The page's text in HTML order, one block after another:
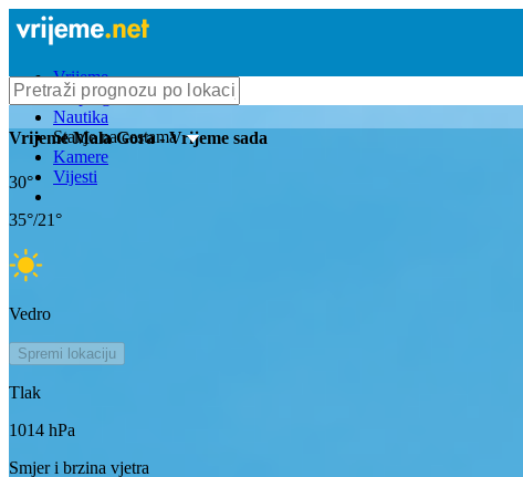
Vrijeme
Bioprognoza
Nautika
Stanje na cestama
Kamere
Vijesti
VrijemeMala Gora- Vrijeme sada
30°
35°/21°
Vedro
Spremi lokaciju
Tlak
1014 hPa
Smjer i brzina vjetra